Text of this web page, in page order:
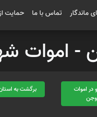
ماندگار تماس با ما حمایت
- اموات
اموات
برگشت به